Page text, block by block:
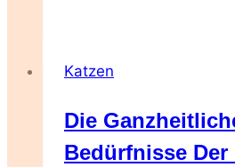
Katzen
Die
Bedürfnisse